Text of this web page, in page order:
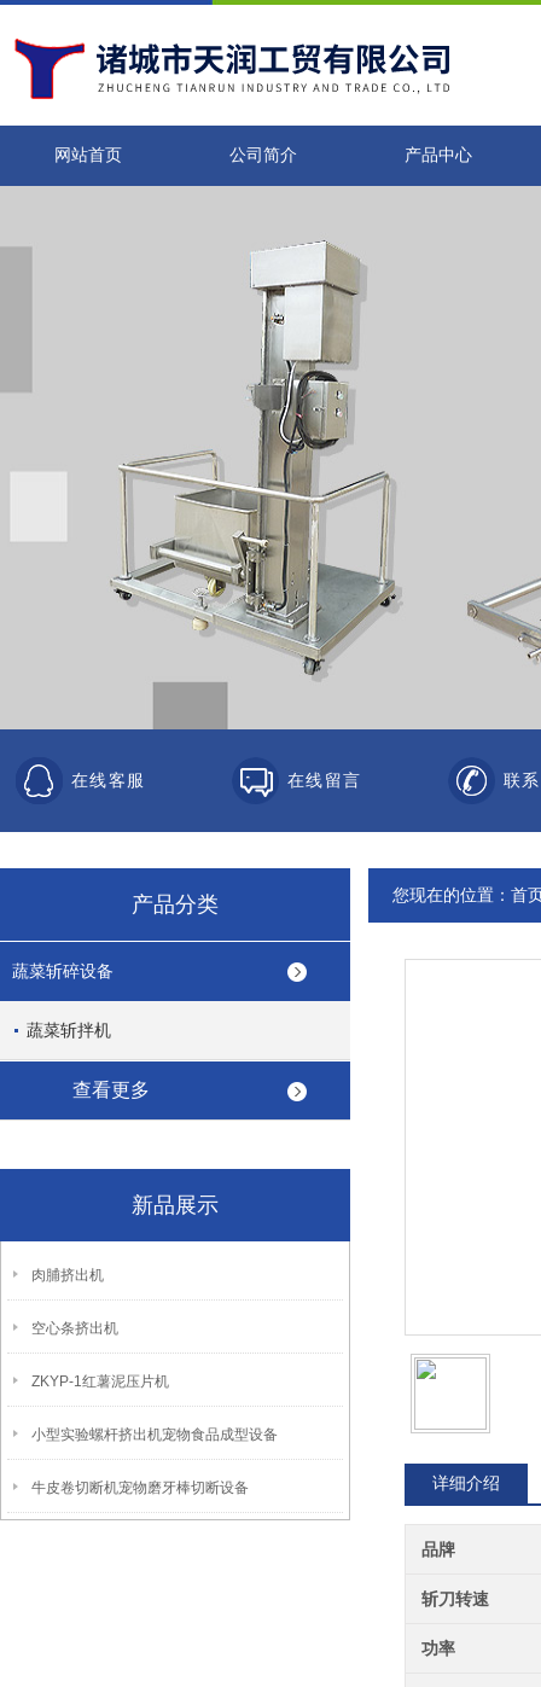
网站首页 公司简介 产品中心
在线客服 在线留言 联
产品分类
蔬菜斩碎设备
蔬菜斩拌机
查看更多
新品展示
肉脯挤出机
空心条挤出机
ZKYP-1红薯泥压片机
小型实验螺杆挤出机宠物食品成型设备
牛皮卷切断机宠物磨牙棒切断设备
您现在的位置： 首
详细介绍
品牌
斩刀转速
功率